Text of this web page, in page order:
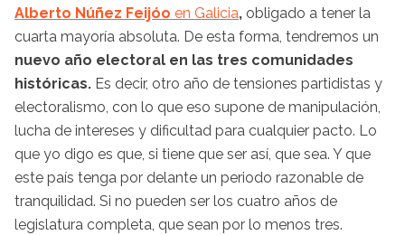
Alberto Núñez Feijóo en Galicia, obligado a tener la
cuarta mayoría absoluta. De esta forma, tendremos un
nuevo año electoral en las tres comunidades
históricas. Es decir, otro año de tensiones partidistas y
electoralismo, con lo que eso supone de manipulación,
lucha de intereses y dificultad para cualquier pacto. Lo
que yo digo es que, si tiene que ser así, que sea. Y que
este país tenga por delante un periodo razonable de
tranquilidad. Si no pueden ser los cuatro años de
legislatura completa, que sean por lo menos tres.